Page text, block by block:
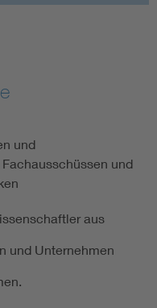
und
und
aus
und Unternehmen